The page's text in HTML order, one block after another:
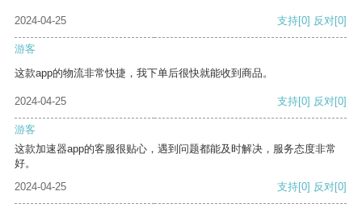
2024-04-25 支持[0] 反对[0]
游客
这款app的物流非常快捷，我下单后很快就能收到商品。
2024-04-25 支持[0] 反对[0]
游客
这款加速器app的客服很贴心，遇到问题都能及时解决，服务态度非常
好。
2024-04-25
支持[0] 反对[0]